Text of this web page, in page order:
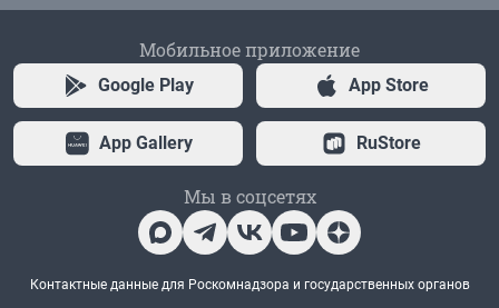
Мобильное приложение
Google Play App Store
App Gallery RuStore
Мы в соцсетях
Контактные данные для Роскомнадзора и государственных органов